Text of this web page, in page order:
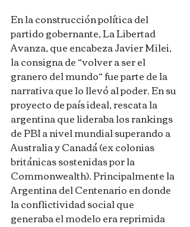
En la construcción política del
partido gobernante, La Libertad
Avanza, que encabeza Javier Milei,
la consigna de “volver a ser el
granero del mundo” fue parte de la
narrativa que lo llevó al poder. En su
proyecto de país ideal, rescata la
argentina que lideraba los rankings
de PBI a nivel mundial superando a
Australia y Canadá (ex colonias
británicas sostenidas por la
Commonwealth). Principalmente la
Argentina del Centenario en donde
la conflictividad social que
generaba el modelo era reprimida